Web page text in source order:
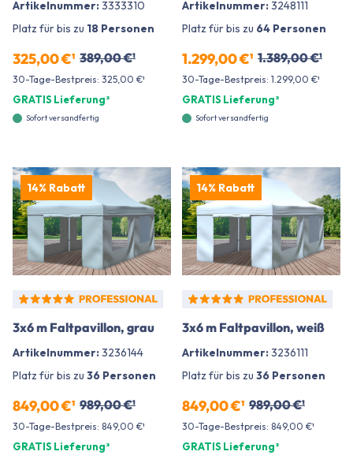
Artikelnummer:3333310
Platz für bis zu 18 Personen
325,00 €¹ 389,00 €¹
30-Tage-Bestpreis: 325,00 €¹
GRATIS Lieferung²
Sofort versandfertig
Artikelnummer:3248111
Platz für bis zu 64 Personen
1.299,00 €¹ 1.389,00 €¹
30-Tage-Bestpreis: 1.299,00 €¹
GRATIS Lieferung²
Sofort versandfertig
14% Rabatt
3x6 m Faltpavillon, grau
Artikelnummer:3236144
Platz für bis zu 36 Personen
849,00 €¹ 989,00 €¹
30-Tage-Bestpreis: 849,00 €¹
GRATIS Lieferung²
14% Rabatt
3x6 m Faltpavillon, weiß
Artikelnummer:3236111
Platz für bis zu 36 Personen
849,00 €¹ 989,00 €¹
30-Tage-Bestpreis: 849,00 €¹
GRATIS Lieferung²